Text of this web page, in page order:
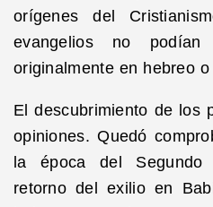
orígenes del
evangelios no
originalmente en hebreo
El descubrimiento de los
opiniones. Quedó
la época del Segundo
retorno del exilio en